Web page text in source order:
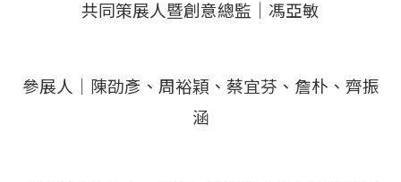
共同策展人暨創意總監｜馮亞敏
參展人｜陳劭彥、周裕穎、蔡宜芬、詹朴、齊振
涵